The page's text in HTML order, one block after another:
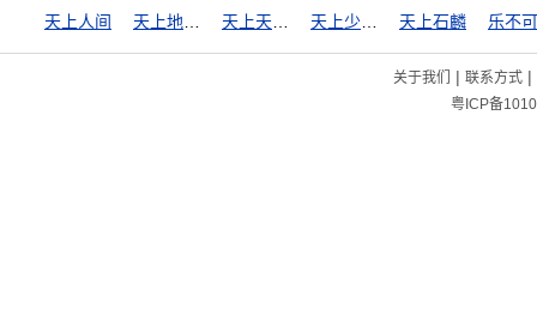
天上人间 天上石麟 乐不
关于我们 | 联系方式|
粤ICP备